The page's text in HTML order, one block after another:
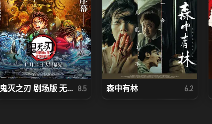
鬼灭之刃 剧场版 无... 8.5 森中有林 6.2